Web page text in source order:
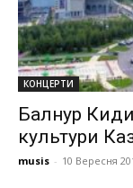
КОНЦЕРТИ
Балнур
культури
musis - 10 Вересня